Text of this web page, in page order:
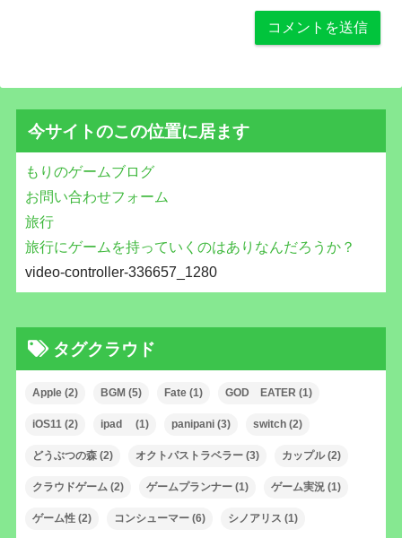
今サイトのこの位置に居ます
もりのゲームブログ
お問い合わせフォーム
旅行
旅行にゲームを持っていくのはありなんだろうか？
video-controller-336657_1280
タグクラウド
Apple(2) BGM (5) Fate(1) GOD EATER (1)
iOS11(2) ipad (1) panipani(3) switch(2)
どうぶつの森(2) オクトパストラベラー(3) カップル(2)
クラウドゲーム(2) ゲームプランナー(1) ゲーム実況(1)
ゲーム性(2) コンシューマー(6) シノアリス (1)